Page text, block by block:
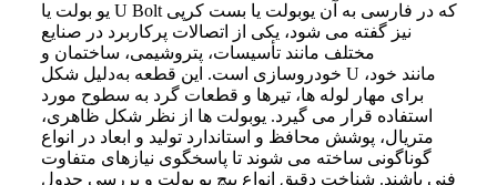
یو بولت یا U Bolt که در فارسی به آن یوبولت یا بست کرپی
نیز گفته می‌ شود، یکی از اتصالات پرکاربرد در صنایع
مختلف مانند تأسیسات، پتروشیمی، ساختمان و
خودروسازی است. این قطعه به‌دلیل شکل U مانند خود،
برای مهار لوله‌ ها، تیرها و قطعات گرد به سطوح مورد
استفاده قرار می‌ گیرد. یوبولت‌ ها از نظر شکل ظاهری،
متریال، پوشش محافظ و استاندارد تولید و ابعاد در انواع
گوناگونی ساخته می‌ شوند تا پاسخگوی نیازهای متفاوت
فنی باشند. شناخت دقیق انواع پیچ یو بولت و بررسی جدول